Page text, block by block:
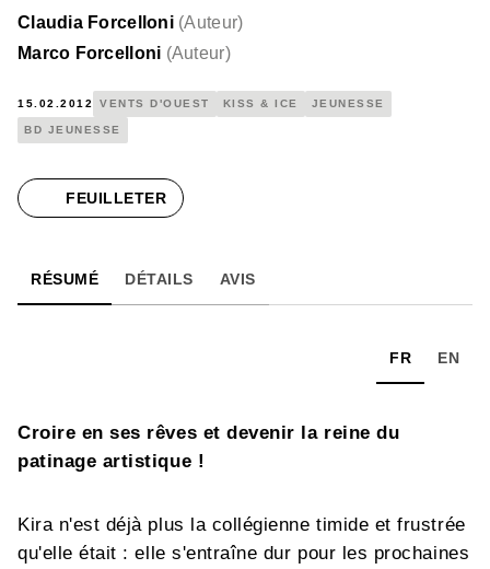
Claudia Forcelloni (Auteur)
Marco Forcelloni (Auteur)
15.02.2012 VENTS D'OUEST KISS & ICE JEUNESSE
BD JEUNESSE
FEUILLETER
RÉSUMÉ DÉTAILS AVIS
FR EN
Croire en ses rêves et devenir la reine du
patinage artistique !
Kira n'est déjà plus la collégienne timide et frustrée
qu'elle était : elle s'entraîne dur pour les prochaines